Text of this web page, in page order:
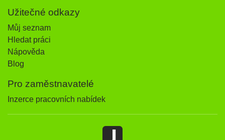
Užitečné odkazy
Můj seznam
Hledat práci
Nápověda
Blog
Pro zaměstnavatelé
Inzerce pracovních nabídek